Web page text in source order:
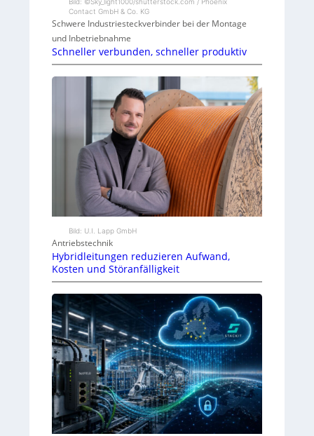
Contact GmbH & Co. KG
Schwere Industriesteckverbinder bei der Montage
und Inbetriebnahme
Schneller verbunden, schneller produktiv
Bild: U.I. Lapp GmbH
Antriebstechnik
Hybridleitungen reduzieren Aufwand,
Kosten und Störanfälligkeit